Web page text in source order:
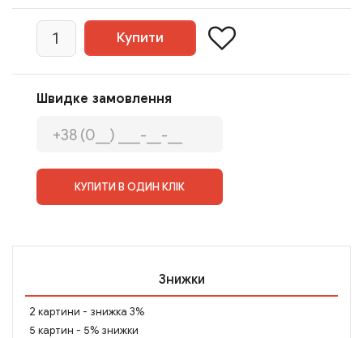
Швидке замовлення
КУПИТИ В ОДИН КЛІК
Знижки
2 картини - знижка 3%
5 картин - 5% знижки